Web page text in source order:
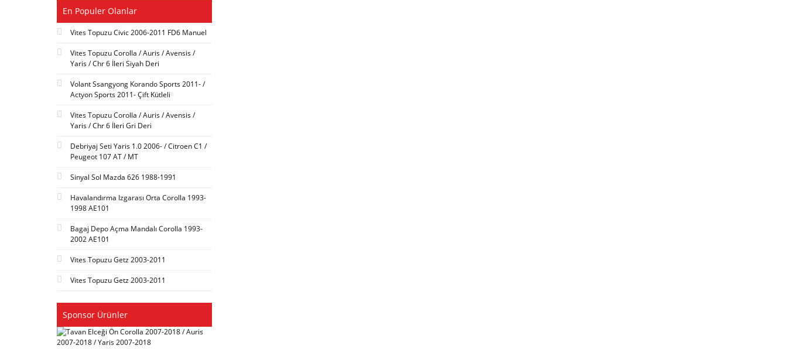
En Populer Olanlar
Vites Topuzu Civic 2006-2011 FD6 Manuel
Vites Topuzu Corolla / Auris / Avensis /
Yaris / Chr 6 İleri Siyah Deri
Volant Ssangyong Korando Sports 2011- /
Actyon Sports 2011- Çift Kütleli
Vites Topuzu Corolla / Auris / Avensis /
Yaris / Chr 6 İleri Gri Deri
Debriyaj Seti Yaris 1.0 2006- / Citroen C1 /
Peugeot 107 AT / MT
Sinyal Sol Mazda 626 1988-1991
Havalandırma Izgarası Orta Corolla 1993-
1998 AE101
Bagaj Depo Açma Mandalı Corolla 1993-
2002 AE101
Vites Topuzu Getz 2003-2011
Vites Topuzu Getz 2003-2011
Sponsor Ürünler